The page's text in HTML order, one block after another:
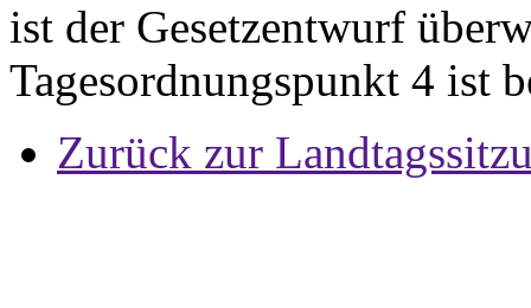
ist der Gesetzentwurf
Tagesordnungspunkt 4 ist
Zurück zur